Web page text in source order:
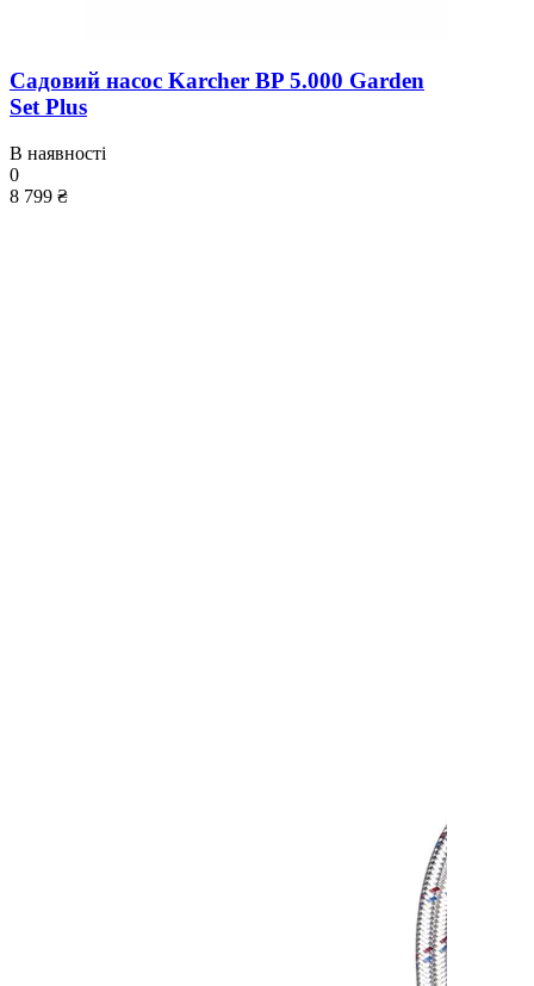
Садовий насос Karcher BP 5.000 Garden
Set Plus
В наявності
0
8 799 ₴